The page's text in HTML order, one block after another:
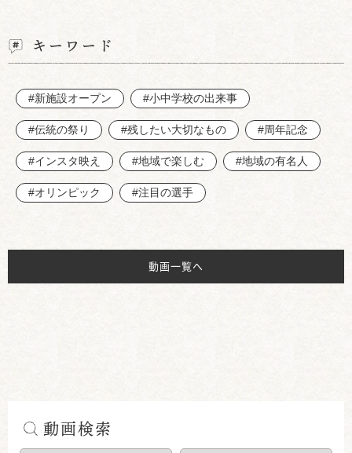
キーワード
#新施設オープン #小中学校の出来事
#伝統の祭り #残したい大切なもの #周年記念
#インスタ映え #地域で楽しむ #地域の有名人
#オリンピック #注目の選手
動画一覧へ
動画検索